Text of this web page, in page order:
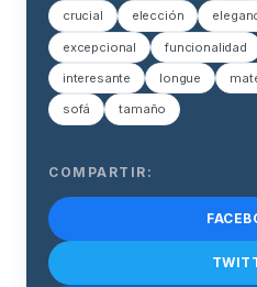
crucial elección
excepcional funcionalidad
interesante longue
sofá tamaño
COMPARTIR: